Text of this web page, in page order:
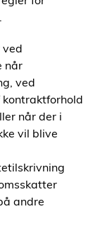
når
ved
når der i
vil blive
andre